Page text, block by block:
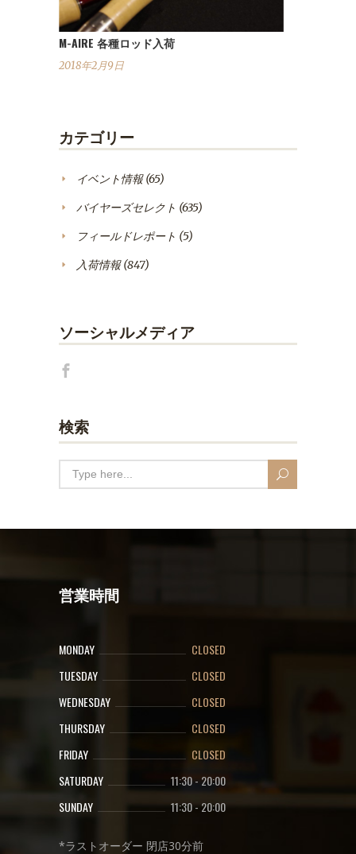
M-AIRE 各種ロッド入荷
2018年2月9日
カテゴリー
イベント情報(65)
バイヤーズセレクト (635)
フィールドレポート (5)
入荷情報(847)
ソーシャルメディア
検索
営業時間
MONDAY
CLOSED
TUESDAY
CLOSED
WEDNESDAY
CLOSED
THURSDAY
CLOSED
FRIDAY
CLOSED
SATURDAY
11:30- 20:00
SUNDAY
11:30-20:00
*ラストオーダー 閉店30分前